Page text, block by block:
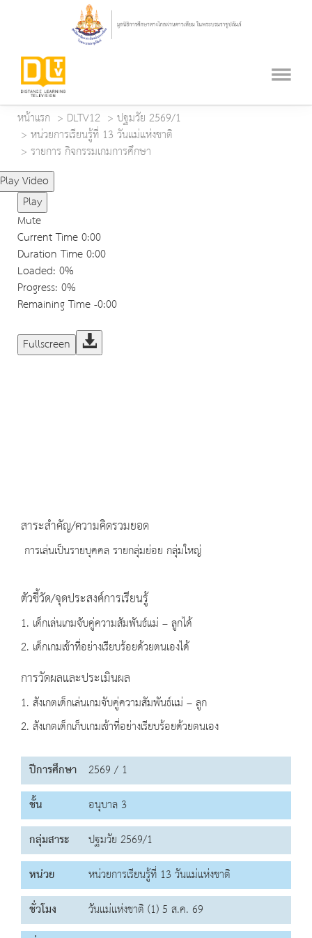
หน้าแรก DLTV12
ปฐมวัย 2569/1
หน่วยการเรียนรู้ที่ 13 วันแม่แห่งชาติ
รายการ กิจกรรมเกมการศึกษา
Play Video
Play
Mute
Current Time0:00
Duration Time0:00
Loaded: 0%
Progress: 0%
Remaining Time-0:00
Fullscreen
สาระสำคัญ/ความคิดรวมยอด
การเล่นเป็นรายบุคคล รายกลุ่มย่อย กลุ่มใหญ่
ตัวชี้วัด/จุดประสงค์การเรียนรู้
1. เด็กเล่นเกมจับคู่ความสัมพันธ์แม่ – ลูกได้
2. เด็กเกมเข้าที่อย่างเรียบร้อยด้วยตนเองได้
การวัดผลและประเมินผล
1. สังเกตเด็กเล่นเกมจับคู่ความสัมพันธ์แม่ – ลูก
2. สังเกตเด็กเก็บเกมเข้าที่อย่างเรียบร้อยด้วยตนเอง
ปีการศึกษา 2569 / 1
ชั้น
อนุบาล 3
กลุ่มสาระ
ปฐมวัย 2569/1
หน่วย
หน่วยการเรียนรู้ที่ 13 วันแม่แห่งชาติ
ชั่วโมง
วันแม่แห่งชาติ (1) 5 ส.ค. 69